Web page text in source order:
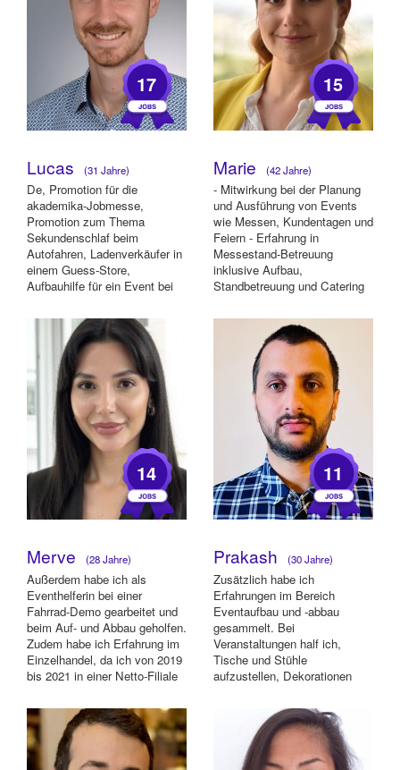
17
Lucas (31 Jahre)
De, Promotion für die
akademika-Jobmesse,
Promotion zum Thema
Sekundenschlaf beim
Autofahren, Ladenverkäufer in
einem Guess-Store,
Aufbauhilfe für ein Event bei
Eröffnun...
15
Marie (42 Jahre)
- Mitwirkung bei der Planung
und Ausführung von Events
wie Messen, Kundentagen und
Feiern - Erfahrung in
Messestand-Betreuung
inklusive Aufbau,
Standbetreuung und Catering
14
Merve (28 Jahre)
Außerdem habe ich als
Eventhelferin bei einer
Fahrrad-Demo gearbeitet und
beim Auf- und Abbau geholfen.
Zudem habe ich Erfahrung im
Einzelhandel, da ich von 2019
bis 2021 in einer Netto-Filiale
11
Prakash (30 Jahre)
Zusätzlich habe ich
Erfahrungen im Bereich
Eventaufbau und -abbau
gesammelt. Bei
Veranstaltungen half ich,
Tische und Stühle
aufzustellen, Dekorationen
Infrastruktur vorz...